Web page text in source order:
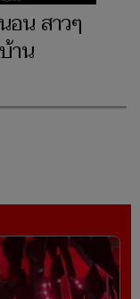
อน สาวๆ
าน